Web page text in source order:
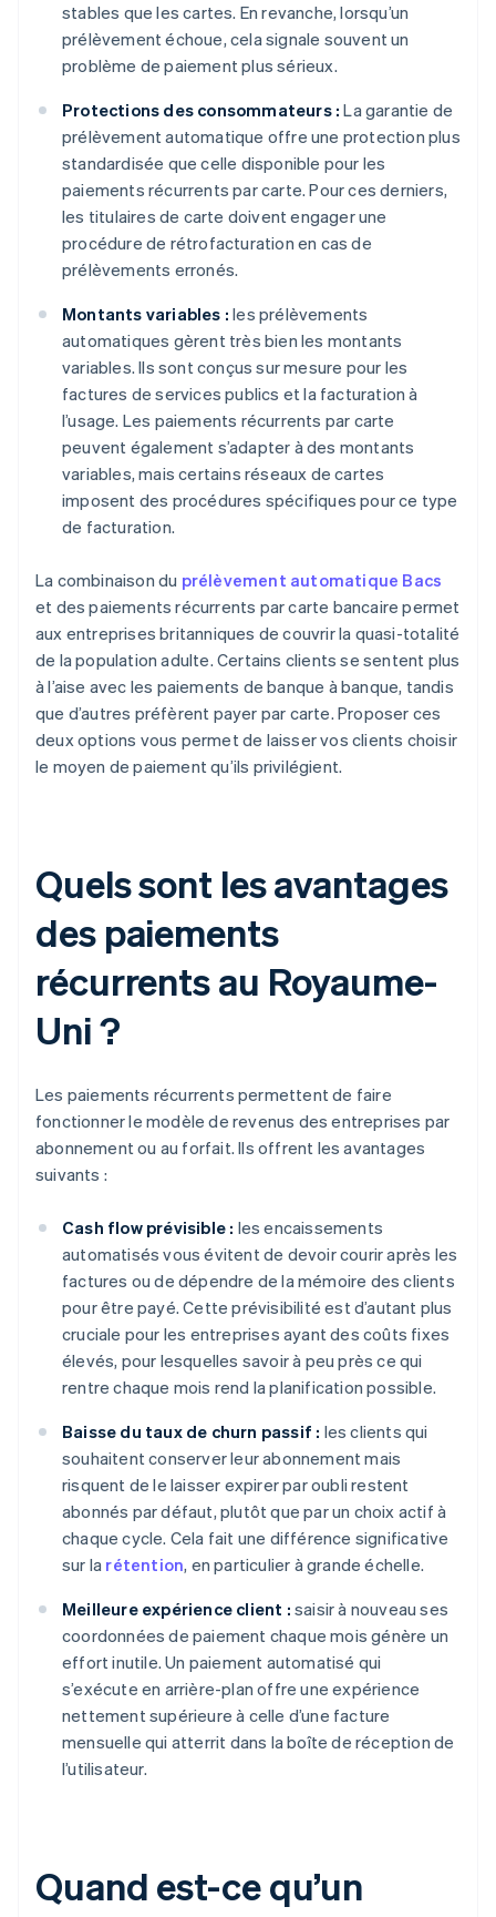
stables que les cartes. En revanche, lorsqu’un
prélèvement échoue, cela signale souvent un
problème de paiement plus sérieux.
Protections des consommateurs : La garantie de
prélèvement automatique offre une protection plus
standardisée que celle disponible pour les
paiements récurrents par carte. Pour ces derniers,
les titulaires de carte doivent engager une
procédure de rétrofacturation en cas de
prélèvements erronés.
Montants variables : les prélèvements
automatiques gèrent très bien les montants
variables. Ils sont conçus sur mesure pour les
factures de services publics et la facturation à
l’usage. Les paiements récurrents par carte
peuvent également s’adapter à des montants
variables, mais certains réseaux de cartes
imposent des procédures spécifiques pour ce type
de facturation.
La combinaison du prélèvement automatique Bacs
et des paiements récurrents par carte bancaire permet
aux entreprises britanniques de couvrir la quasi-totalité
de la population adulte. Certains clients se sentent plus
à l’aise avec les paiements de banque à banque, tandis
que d’autres préfèrent payer par carte. Proposer ces
deux options vous permet de laisser vos clients choisir
le moyen de paiement qu’ils privilégient.
Quels sont les avantages
des paiements
récurrents au Royaume-
Uni ?
Les paiements récurrents permettent de faire
fonctionner le modèle de revenus des entreprises par
abonnement ou au forfait. Ils offrent les avantages
suivants :
Cash flow prévisible : les encaissements
automatisés vous évitent de devoir courir après les
factures ou de dépendre de la mémoire des clients
pour être payé. Cette prévisibilité est d’autant plus
cruciale pour les entreprises ayant des coûts fixes
élevés, pour lesquelles savoir à peu près ce qui
rentre chaque mois rend la planification possible.
Baisse du taux de churn passif : les clients qui
souhaitent conserver leur abonnement mais
risquent de le laisser expirer par oubli restent
abonnés par défaut, plutôt que par un choix actif à
chaque cycle. Cela fait une différence significative
sur la rétention, en particulier à grande échelle.
Meilleure expérience client : saisir à nouveau ses
coordonnées de paiement chaque mois génère un
effort inutile. Un paiement automatisé qui
s’exécute en arrière-plan offre une expérience
nettement supérieure à celle d’une facture
mensuelle qui atterrit dans la boîte de réception de
l’utilisateur.
Quand est-ce qu’un